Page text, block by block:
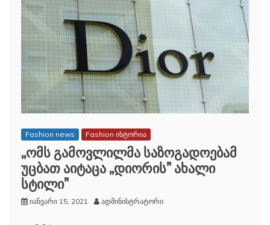
Fashion news Fashion ისტორია
,,ომს გამოვლილმა საზოგადოებამ
უცბათ აიტაცა ,,დიორის” ახალი
სტილი”
იანვარი 15, 2021 ადმინისტრატორი